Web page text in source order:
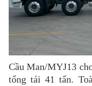
Cầu Man/MYJ13
tổng tải 41 tấn.